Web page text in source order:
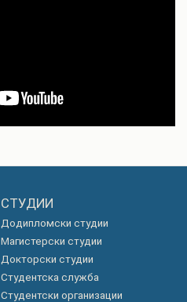
СТУДИИ
Додипломски студии
Магистерски студии
Докторски студии
Студентска служба
Студентски организации